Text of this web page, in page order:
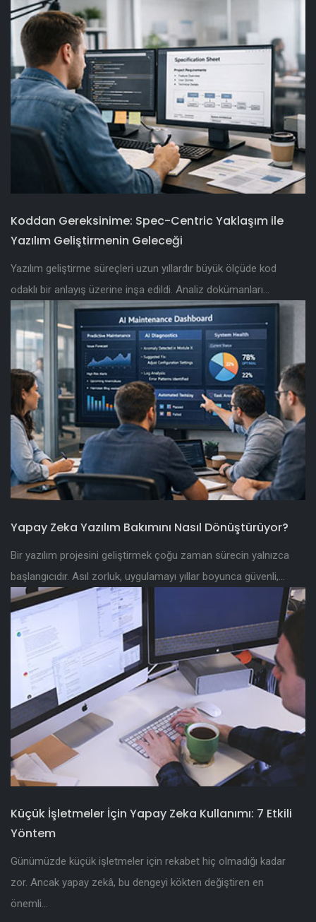
Koddan Gereksinime: Spec-Centric Yaklaşım ile
Yazılım Geliştirmenin Geleceği
Yazılım geliştirme süreçleri uzun yıllardır büyük ölçüde kod
odaklı bir anlayış üzerine inşa edildi. Analiz dokümanları...
Yapay Zeka Yazılım Bakımını Nasıl Dönüştürüyor?
Bir yazılım projesini geliştirmek çoğu zaman sürecin yalnızca
başlangıcıdır. Asıl zorluk, uygulamayı yıllar boyunca güvenli,...
Küçük İşletmeler İçin Yapay Zeka Kullanımı: 7 Etkili
Yöntem
Günümüzde küçük işletmeler için rekabet hiç olmadığı kadar
zor. Ancak yapay zekâ, bu dengeyi kökten değiştiren en
önemli...